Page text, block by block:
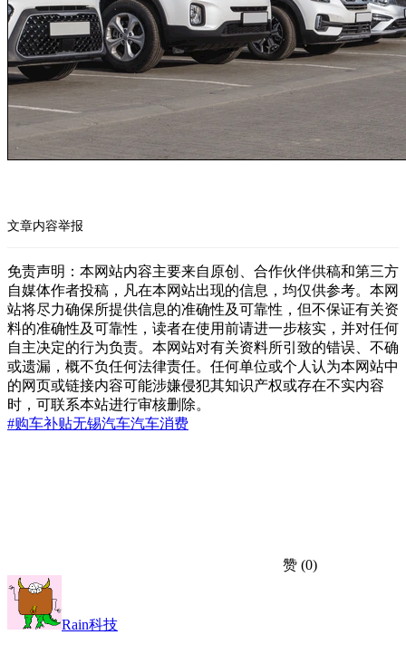
文章内容举报
免责声明：本网站内容主要来自原创、合作伙伴供稿和第三方
自媒体作者投稿，凡在本网站出现的信息，均仅供参考。本网
站将尽力确保所提供信息的准确性及可靠性，但不保证有关资
料的准确性及可靠性，读者在使用前请进一步核实，并对任何
自主决定的行为负责。本网站对有关资料所引致的错误、不确
或遗漏，概不负任何法律责任。任何单位或个人认为本网站中
的网页或链接内容可能涉嫌侵犯其知识产权或存在不实内容
时，可联系本站进行审核删除。
#购车补贴无锡汽车汽车消费
赞 (0)
Rain科技